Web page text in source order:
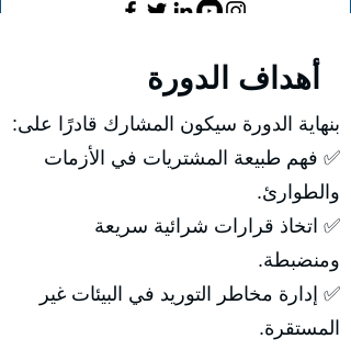
بنهاية الدورة سيكون المشارك قادرًا على:
✅ فهم طبيعة المشتريات في الأزمات
والطوارئ.
✅ اتخاذ قرارات شرائية سريعة
ومنضبطة.
✅ إدارة مخاطر التوريد في البيئات غير
المستقرة.